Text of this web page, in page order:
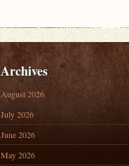
Archives
August 2026
July 2026
June 2026
May 2026